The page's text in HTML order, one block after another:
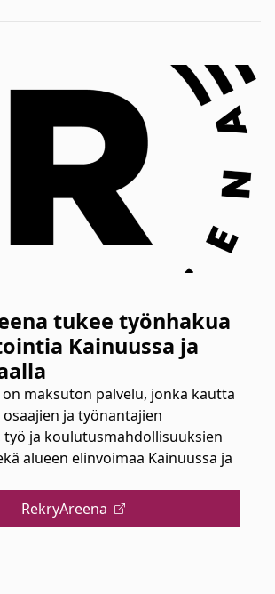
tukee työnhakua
Kainuussa ja
on maksuton palvelu, jonka kautta
ja työnantajien
työ ja koulutusmahdollisuuksien
alueen elinvoimaa Kainuussa ja
RekryAreena